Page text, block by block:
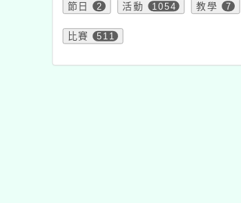
節日 2 活動 1054 教學 7
比賽 511